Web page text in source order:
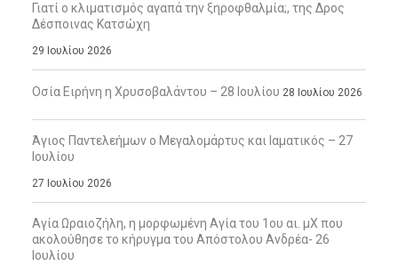
Γιατί ο κλιματισμός αγαπά την ξηροφθαλμία;, της Δρος
Δέσποινας Κατσώχη
29 Ιουλίου 2026
Οσία Ειρήνη η Χρυσοβαλάντου – 28 Ιουλίου 28 Ιουλίου 2026
Άγιος Παντελεήμων ο Μεγαλομάρτυς και Ιαματικός – 27
Ιουλίου
27 Ιουλίου 2026
Αγία Ωραιοζήλη, η μορφωμένη Αγία του 1ου αι. μΧ που
ακολούθησε το κήρυγμα του Απόστολου Ανδρέα- 26
Ιουλίου